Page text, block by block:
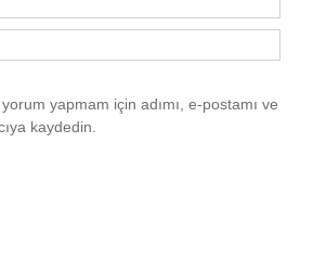
yapmam için adımı, e-postamı ve
kaydedin.